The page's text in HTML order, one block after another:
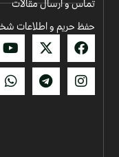
حفظ حریم و اطلاعات